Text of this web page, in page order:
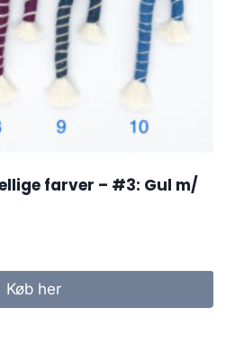
farver – #3: Gul m/
Køb her